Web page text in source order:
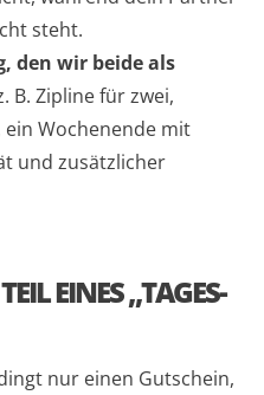
steht.
den wir beide als
B. Zipline für zwei,
ein Wochenende mit
und zusätzlicher
EINES „TAGES-
nur einen Gutschein,